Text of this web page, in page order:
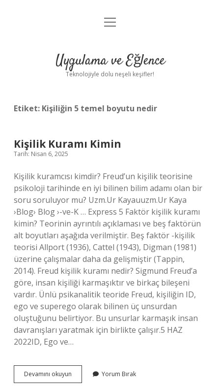
Anasayfa
Yasal Uyarı
menüyü
Uygulama ve Eğlence
Teknolojiyle dolu neşeli keşifler!
Etiket: Kişiliğin 5 temel boyutu nedir
Kişilik Kuramı Kimin
Tarih: Nisan 6, 2025
Kişilik kuramcısı kimdir? Freud’un kişilik teorisine
psikoloji tarihinde en iyi bilinen bilim adamı olan bir
soru soruluyor mu? Uzm.Ur Kayauuzm.Ur Kaya
›Blog› Blog ›-ve-K … Express 5 Faktör kişilik kuramı
kimin? Teorinin ayrıntılı açıklaması ve beş faktörün
alt boyutları aşağıda verilmiştir. Beş faktör -kişilik
teorisi Allport (1936), Cattel (1943), Digman (1981)
üzerine çalışmalar daha da gelişmiştir (Tappin,
2014). Freud kişilik kuramı nedir? Sigmund Freud’a
göre, insan kişiliği karmaşıktır ve birkaç bileşeni
vardır. Ünlü psikanalitik teoride Freud, kişiliğin ID,
ego ve superego olarak bilinen üç unsurdan
oluştuğunu belirtiyor. Bu unsurlar karmaşık insan
davranışları yaratmak için birlikte çalışır.5 HAZ
2022ID, Ego ve…
Devamını okuyun
Kuramı
Yorum Bırak